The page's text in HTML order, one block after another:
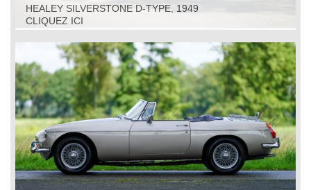
HEALEY SILVERSTONE D-TYPE, 1949
CLIQUEZ ICI